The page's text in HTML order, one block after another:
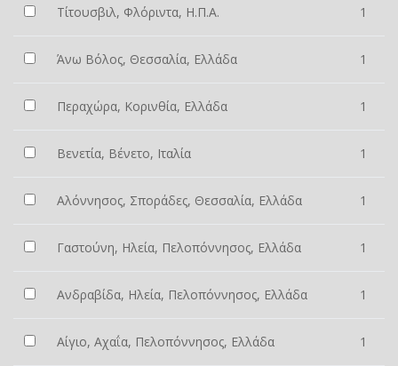
Τίτουσβιλ, Φλόριντα, Η.Π.Α. 1
Άνω Βόλος, Θεσσαλία, Ελλάδα 1
Περαχώρα, Κορινθία, Ελλάδα 1
Βενετία, Βένετο, Ιταλία 1
Αλόννησος, Σποράδες, Θεσσαλία, Ελλάδα 1
Γαστούνη, Ηλεία, Πελοπόννησος, Ελλάδα 1
Ανδραβίδα, Ηλεία, Πελοπόννησος, Ελλάδα 1
Αίγιο, Αχαΐα, Πελοπόννησος, Ελλάδα 1